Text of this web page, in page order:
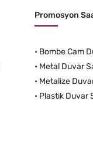
Promosyon
• Bombe Cam
• Metal Duvar
• Metalize
• Plastik Duvar